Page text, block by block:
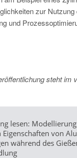
zur
und
steht im
lesen:
Eigenschaften von
während des